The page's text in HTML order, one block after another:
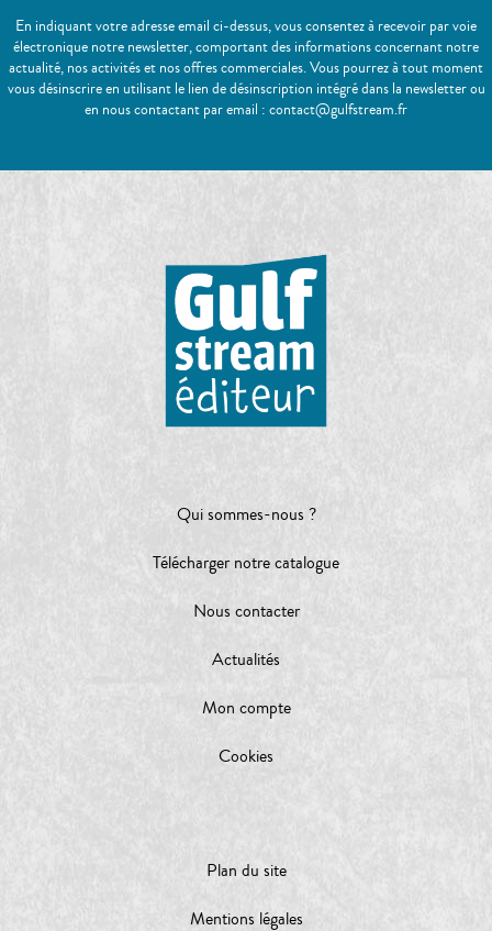
En indiquant votre adresse email ci-dessus, vous consentez à recevoir par voie
électronique notre newsletter, comportant des informations concernant notre
actualité, nos activités et nos offres commerciales. Vous pourrez à tout moment
vous désinscrire en utilisant le lien de désinscription intégré dans la newsletter ou
en nous contactant par email : contact@gulfstream.fr
Qui sommes-nous ?
Télécharger notre catalogue
Nous contacter
Actualités
Mon compte
Cookies
Plan du site
Mentions légales